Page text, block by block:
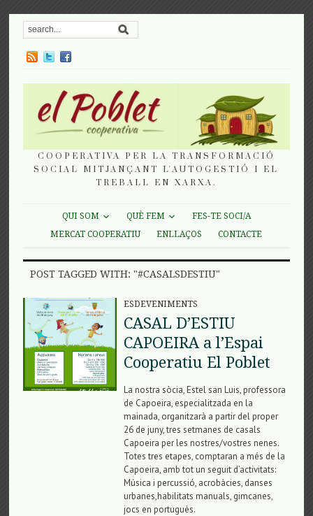
COOPERATIVA PER LA TRANSFORMACIÓ
SOCIAL MITJANÇANT L'AUTOGESTIÓ I EL
TREBALL EN XARXA.
QUI SOM QUÈ FEM
FES-TE SOCI/A
MERCAT COOPERATIU
ENLLAÇOS CONTACTE
POST TAGGED WITH: "#CASALSDESTIU"
ESDEVENIMENTS
CASAL D’ESTIU
CAPOEIRA a l’Espai
Cooperatiu El Poblet
La nostra sòcia, Estel san Luis, professora
de Capoeira, especialitzada en la
mainada, organitzarà a partir del proper
26 de juny, tres setmanes de casals
Capoeira per les nostres/vostres nenes.
Totes tres etapes, comptaran a més de la
Capoeira, amb tot un seguit d’activitats:
Música i percussió, acrobàcies, danses
urbanes,habilitats manuals, gimcanes,
jocs en portuguès.